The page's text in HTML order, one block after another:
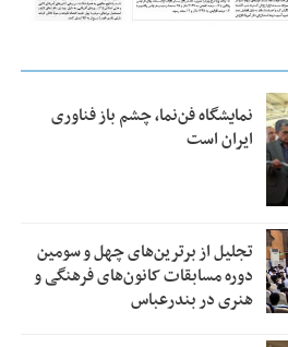
نمایشگاه فن‌نما، چشم باز فناوری
ایران است
تجلیل از بر‌ترین‌های چهل و سومین
دوره مسابقات کانون‌های فرهنگی و
هنری در بندرعباس